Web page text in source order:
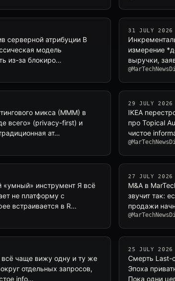
серверной атрибуции В
модель
из-за блокиро…
31 JULY 2026
измерение
выручки,
микса (MMM) в
всего» (privacy-first) и
ат…
29 JULY 2026
IKEA
про Topical
чистое
инструмент Я всё
не платформу с
встраивается в R…
27 JULY 2026
M&A в
звучит так:
продажи
всё чаще вижу одну и ту же
отдельных запросов,
info…
25 JULY 2026
Смерть Last-
Эпоха
Пока одни